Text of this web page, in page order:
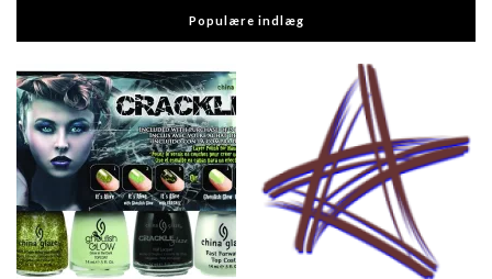
Populære indlæg